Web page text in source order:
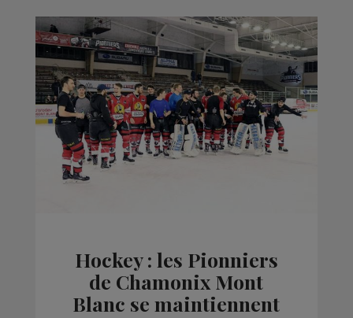
Hockey : les Pionniers
de Chamonix Mont
Blanc se maintiennent